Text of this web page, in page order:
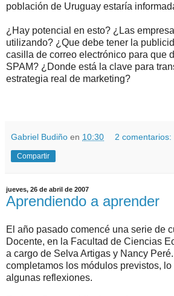
población de Uruguay estaría
¿Hay potencial en esto? ¿Las
utilizando? ¿Que debe tener la
casilla de correo electrónico para que
SPAM? ¿Donde está la clave para
estrategia real de marketing?
Gabriel Budiño en 10:30 2 comentarios:
Compartir
jueves, 26 de abril de 2007
Aprendiendo a aprender
El año pasado comencé una serie de
Docente, en la Facultad de Ciencias
a cargo de Selva Artigas y Nancy
completamos los módulos previstos,
algunas reflexiones.